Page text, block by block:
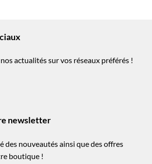
actualités sur vos réseaux préférés !
newsletter
des nouveautés ainsi que des offres
boutique !